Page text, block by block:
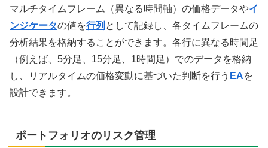
マルチタイムフレーム（異なる時間軸）の価格データやイ
ンジケータの値を行列 として記録し、各タイムフレームの
分析結果を格納することができます。各行に異なる時間足
（例えば、5分足、15分足、1時間足）でのデータを格納
し、リアルタイムの価格変動に基づいた判断を行う EAを
設計できます。
ポートフォリオのリスク管理